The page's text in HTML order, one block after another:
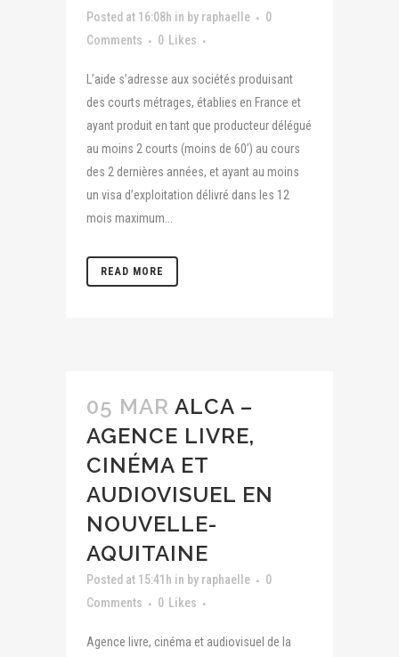
Posted at 16:08h in by raphaelle
0
Comments
0 Likes
L’aide s’adresse aux sociétés produisant
des courts métrages, établies en France et
ayant produit en tant que producteur délégué
au moins 2 courts (moins de 60’) au cours
des 2 dernières années, et ayant au moins
un visa d’exploitation délivré dans les 12
mois maximum...
READ MORE
05 MAR ALCA –
AGENCE LIVRE,
CINÉMA ET
AUDIOVISUEL EN
NOUVELLE-
AQUITAINE
Posted at 15:41h in by raphaelle
0
Comments
0 Likes
Agence livre, cinéma et audiovisuel de la